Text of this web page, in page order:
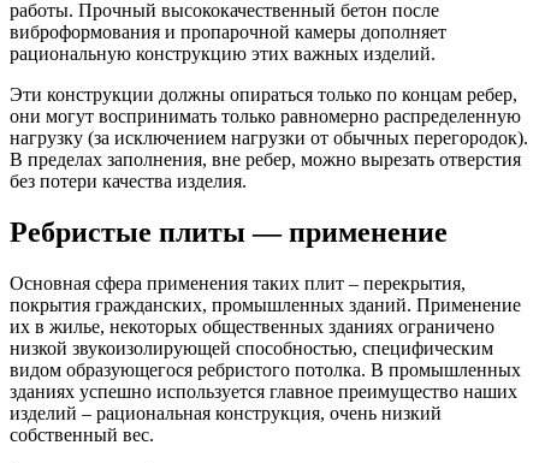
работы. Прочный высококачественный бетон после
виброформования и пропарочной камеры дополняет
рациональную конструкцию этих важных изделий.
Эти конструкции должны опираться только по концам ребер,
они могут воспринимать только равномерно распределенную
нагрузку (за исключением нагрузки от обычных перегородок).
В пределах заполнения, вне ребер, можно вырезать отверстия
без потери качества изделия.
Ребристые плиты — применение
Основная сфера применения таких плит – перекрытия,
покрытия гражданских, промышленных зданий. Применение
их в жилье, некоторых общественных зданиях ограничено
низкой звукоизолирующей способностью, специфическим
видом образующегося ребристого потолка. В промышленных
зданиях успешно используется главное преимущество наших
изделий – рациональная конструкция, очень низкий
собственный вес.